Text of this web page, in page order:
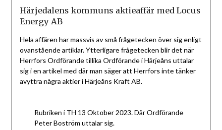
Härjedalens kommuns aktieaffär med Locus
Energy AB
Hela affären har massvis av små frågetecken över sig enligt
ovanstående artiklar. Ytterligare frågetecken blir det när
Herrfors Ordförande tillika Ordförande i Härjeåns uttalar
sig i en artikel med där man säger att Herrfors inte tänker
avyttra några aktier i Härjeåns Kraft AB.
Rubriken i TH 13 Oktober 2023. Där Ordförande
Peter Boström uttalar sig.